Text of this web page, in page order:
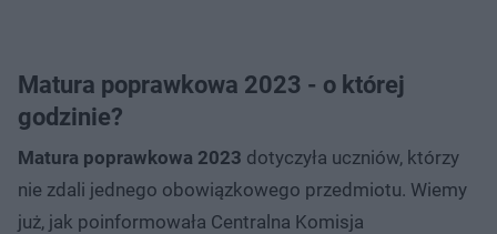
Matura poprawkowa 2023 - o której
godzinie?
Matura poprawkowa 2023 dotyczyła uczniów, którzy
nie zdali jednego obowiązkowego przedmiotu. Wiemy
już, jak poinformowała Centralna Komisja